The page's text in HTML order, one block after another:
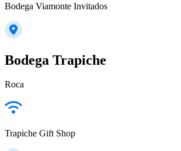
Bodega Viamonte Invitados
Bodega Trapiche
Roca
Trapiche Gift Shop